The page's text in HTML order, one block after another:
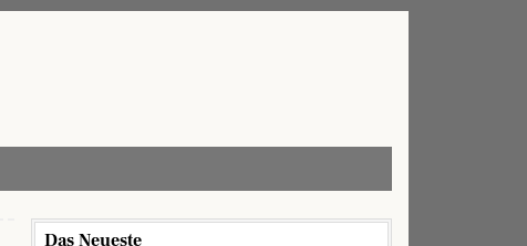
Das Neueste